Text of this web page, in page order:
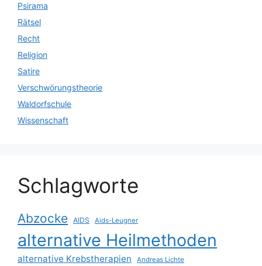
Psirama
Rätsel
Recht
Religion
Satire
Verschwörungstheorie
Waldorfschule
Wissenschaft
Schlagworte
Abzocke AIDS Aids-Leugner
alternative Heilmethoden
alternative Krebstherapien Andreas Lichte